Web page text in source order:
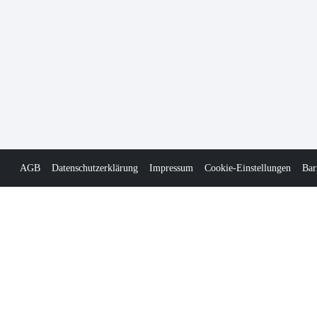
AGB Datenschutzerklärung Impressum Cookie-Einstellungen